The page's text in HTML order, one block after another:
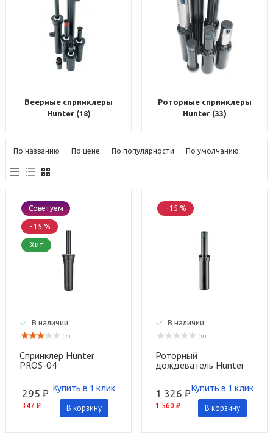
Веерные спринклеры
Hunter (18)
Роторные спринклеры
Hunter (33)
По названию По цене По популярности По умолчанию
Советуем
- 15 %
Хит
В наличии
( 7 )
Спринклер Hunter
PROS-04
295 ₽
347 ₽
Купить в 1 клик
В корзину
- 15 %
В наличии
( 0 )
Роторный
дождеватель Hunter
1 326 ₽
1 560 ₽
Купить в 1 клик
В корзину